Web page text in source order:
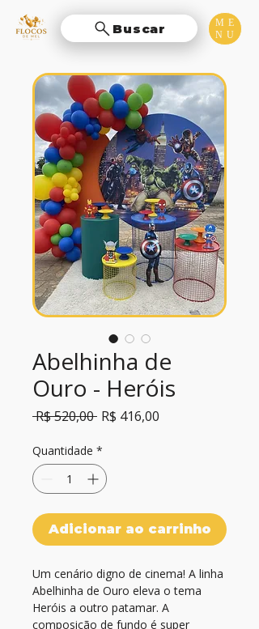
ME
NU
Buscar
Abelhinha de
Ouro - Heróis
R$ 520,00 Preço
R$ 416,00
Quantidade *
Adicionar ao carrinho
Um cenário digno de cinema! A linha
Abelhinha de Ouro eleva o tema
Heróis a outro patamar. A
composição de fundo é super